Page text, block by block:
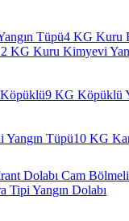
Tüpü4 KG Kuru
KG Kuru Kimyevi
9 KG Köpüklü
Tüpü10 KG
Dolabı Cam Bölmeli
Yangın Dolabı